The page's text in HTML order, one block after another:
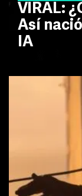
VIRAL:
Así
IA